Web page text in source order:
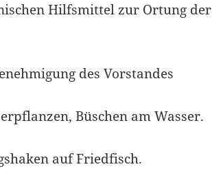
Hilfsmittel zur Ortung der
des Vorstandes
Büschen am Wasser.
auf Friedfisch.